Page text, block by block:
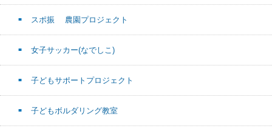
スポ振 農園プロジェクト
女子サッカー(なでしこ)
子どもサポートプロジェクト
子どもボルダリング教室